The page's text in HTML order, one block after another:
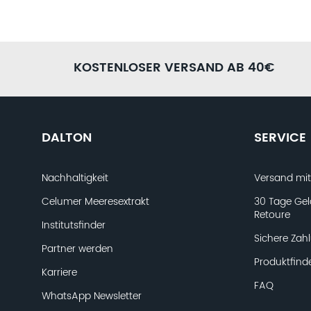
Produktfinder Fragebogen aus. Anschließend können wir
JETZT AUSFÜLLEN
KOSTENLOSER VERSAND AB 40€
DALTON
Nachhaltigkeit
Celumer Meeresextrakt
Institutsfinder
Partner werden
Karriere
WhatsApp Newsletter
SERVICE
Versand
30 Tage
Retoure
Sichere
FAQ